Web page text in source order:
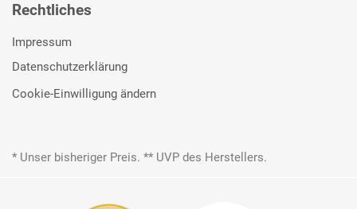
Rechtliches
Impressum
Datenschutzerklärung
Cookie-Einwilligung ändern
* Unser bisheriger Preis. ** UVP des Herstellers.